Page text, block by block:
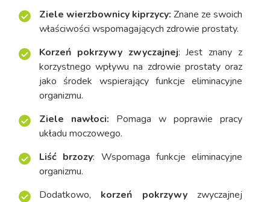
Ziele wierzbownicy kiprzycy: Znane ze swoich
właściwości wspomagających zdrowie prostaty.
Korzeń pokrzywy zwyczajnej: Jest znany z
korzystnego wpływu na zdrowie prostaty oraz
jako środek wspierający funkcje eliminacyjne
organizmu.
Ziele nawłoci: Pomaga w poprawie pracy
układu moczowego.
Liść brzozy: Wspomaga funkcje eliminacyjne
organizmu.
Dodatkowo, korzeń pokrzywyzwyczajnej